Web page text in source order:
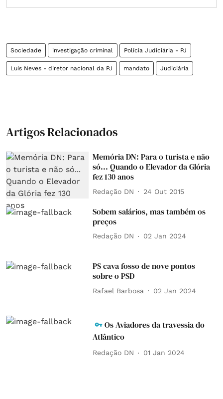
Sociedade investigação criminal Polícia Judiciária - PJ
Luís Neves - diretor nacional da PJ mandato Judiciária
Artigos Relacionados
Memória DN: Para o turista e não
só... Quando o Elevador da Glória
fez 130 anos
Redação DN 24 Out 2015
Sobem salários, mas também os
preços
Redação DN 02 Jan 2024
PS cava fosso de nove pontos
sobre o PSD
Rafael Barbosa 02 Jan 2024
Os Aviadores da travessia do
Atlântico
Redação DN 01 Jan 2024